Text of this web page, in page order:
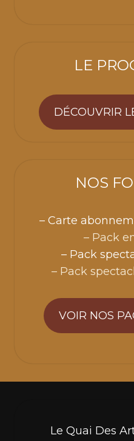
LE
DÉCOUVRIR
NOS
– Carte
– Pack
– Pack
– Pack
VOIR NOS
Le Quai Des